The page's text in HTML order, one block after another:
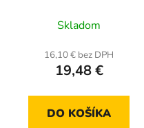
hodnotenie
produktu
je
z
Skladom
16,10 € bez DPH
19,48 €
DO KOŠÍKA